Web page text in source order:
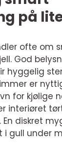
på
ofte om
God
hyggelig
er
for kjølige
interiøret
En diskret
gull under